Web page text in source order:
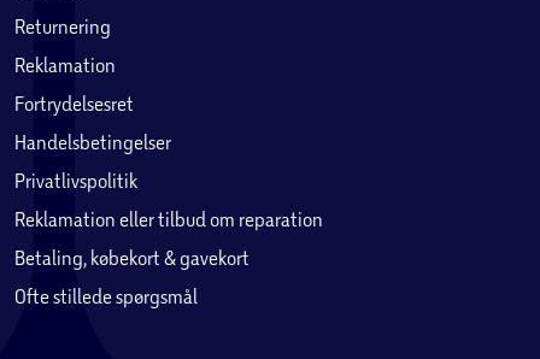
Opbevar panden omhyggeligt for at minimere
stød og forhindre, at den mineralbaserede
Gør madlavningen til en fornøjelse med Jamie Oliver Easy
Cook SS Ceramic pande-serie fra Tefal – det perfekte valg
for dig, der elsker at lave mad med stil og kvalitet.
Returnering
Reklamation
Fortrydelsesret
Handelsbetingelser
Privatlivspolitik
Reklamation eller tilbud om reparation
Betaling, købekort & gavekort
Ofte stillede spørgsmål